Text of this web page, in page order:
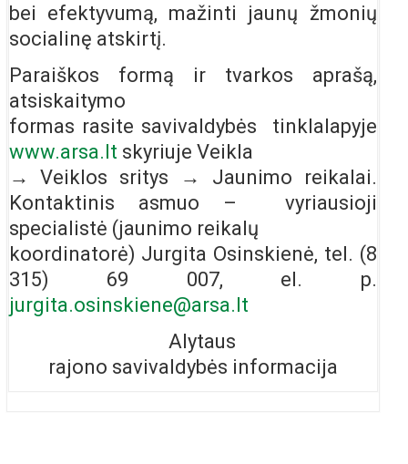
bei efektyvumą, mažinti jaunų žmonių
socialinę atskirtį.
Paraiškos formą ir tvarkos aprašą,
atsiskaitymo
formas rasite savivaldybės tinklalapyje
www.arsa.lt skyriuje Veikla
→ Veiklos sritys → Jaunimo reikalai.
Kontaktinis asmuo – vyriausioji
specialistė (jaunimo reikalų
koordinatorė) Jurgita Osinskienė, tel. (8
315) 69 007, el. p.
jurgita.osinskiene@arsa.lt
Alytaus
rajono savivaldybės informacija